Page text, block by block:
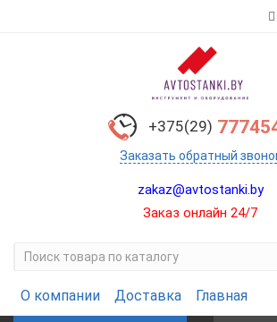
+375(29)
Заказать обратный
zakaz@avtostanki.by
Заказ онлайн 24/7
О компании Доставка Главная